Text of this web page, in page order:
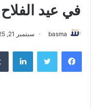
في عيد
basma سبتمبر 21, 2025
فيسبوك تويتر